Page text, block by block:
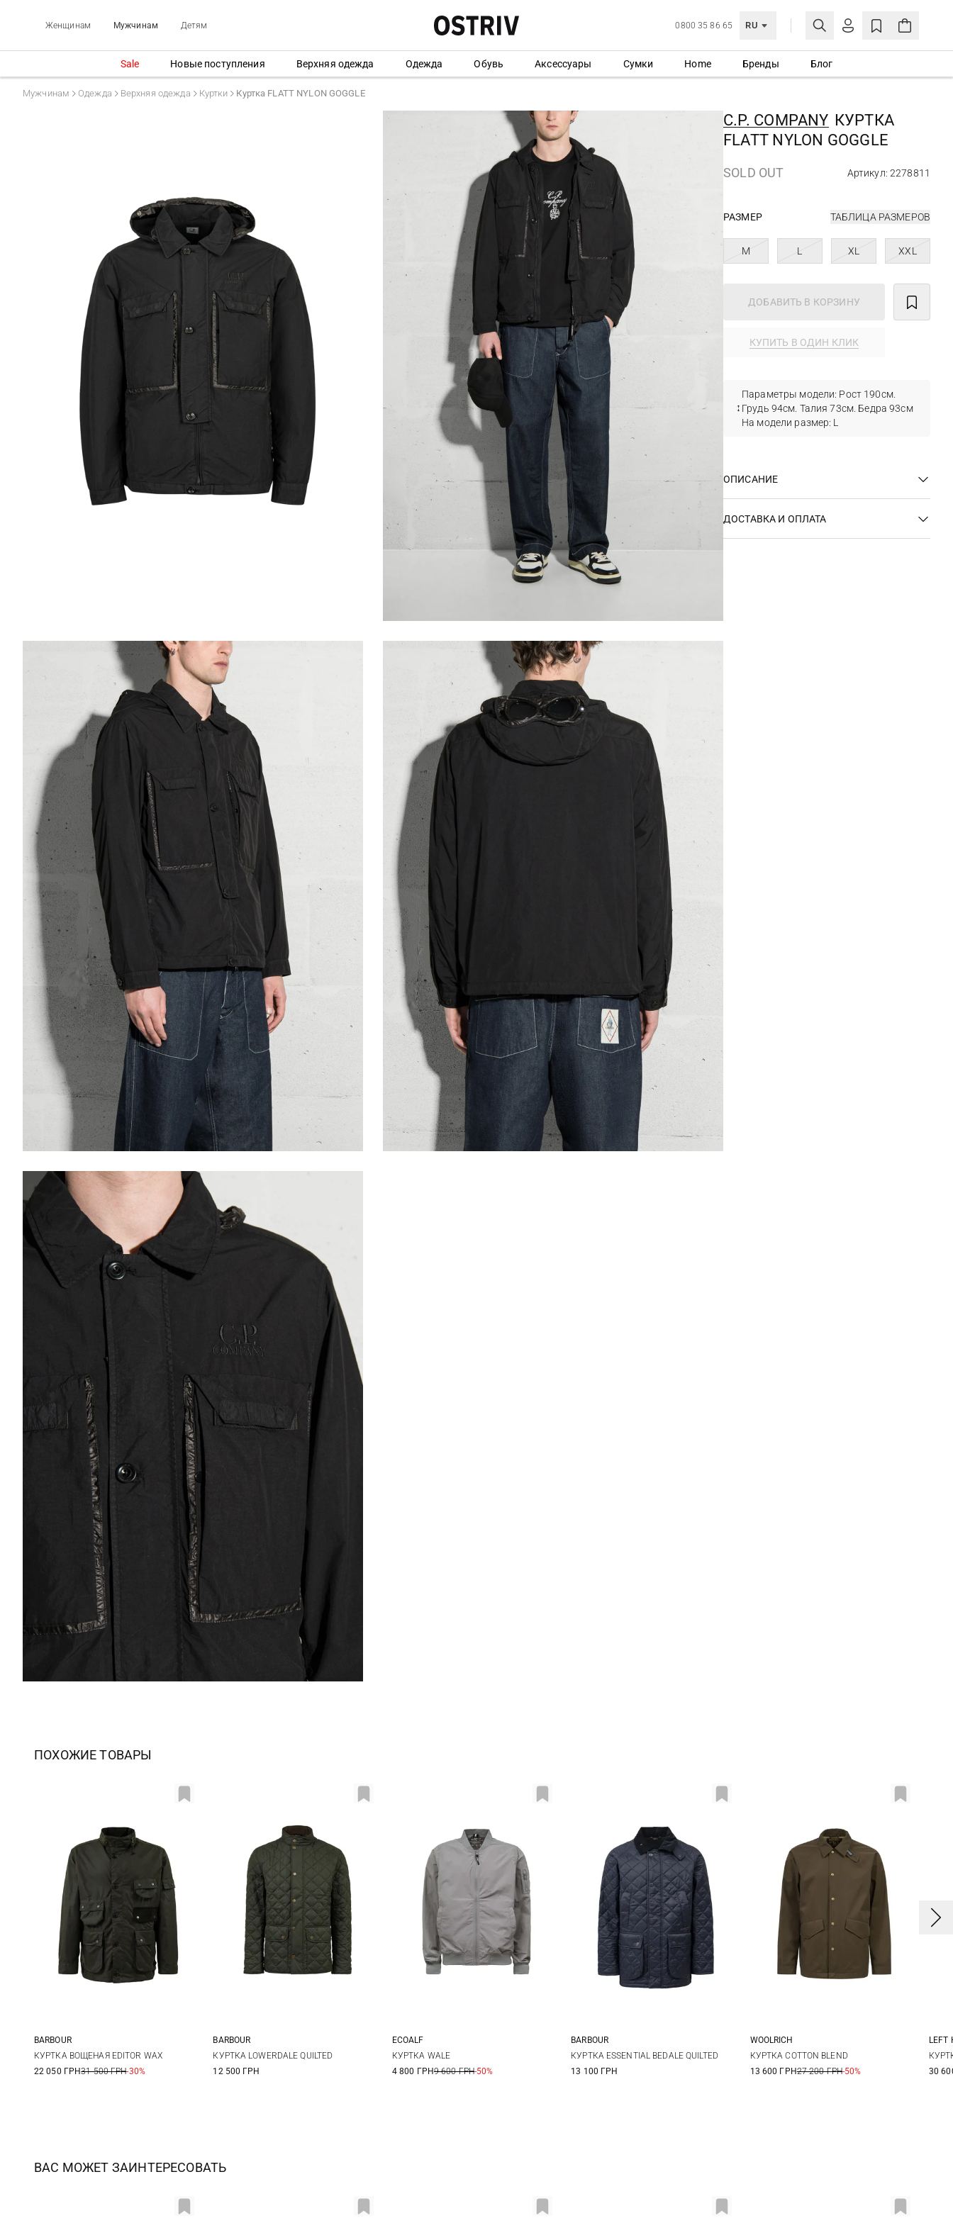
Женщинам Мужчинам Детям 0800 35 86 65 RU
ЛИЧНЫЙ КАБИНЕТ
Еще не зарегистрированы?
СОЗДАТЬ УЧЕТНУЮ ЗАПИСЬ
Sale Новые поступления Верхняя одежда Одежда Обувь Аксессуары Сумки Home Бренды Блог
Мужчинам Одежда Верхняя одежда Куртки Куртка FLATT NYLON GOGGLE
C.P. COMPANY КУРТКА
FLATT NYLON GOGGLE
SOLD OUT Артикул: 2278811
РАЗМЕР ТАБЛИЦА РАЗМЕРОВ
M L XL XXL
ДОБАВИТЬ В КОРЗИНУ
КУПИТЬ В ОДИН КЛИК
Параметры модели: Рост 190см.
Грудь 94см. Талия 73см. Бедра 93см
На модели размер: L
ОПИСАНИЕ
ДОСТАВКА И ОПЛАТА
ПОХОЖИЕ ТОВАРЫ
M L XL
BARBOUR
КУРТКА ВОЩЕНАЯ EDITOR WAX
22 050 ГРН31 500 ГРН-30%
M L XL
BARBOUR
КУРТКА LOWERDALE QUILTED
12 500 ГРН
M
ECOALF
КУРТКА WALE
4 800 ГРН9 600 ГРН-50%
M L XL XXL
BARBOUR
КУРТКА ESSENTIAL BEDALE QUILTED
13 100 ГРН
L
WOOLRICH
КУРТКА COTTON BLEND
13 600 ГРН27 200 ГРН-50%
M
LEFT
30
ВАС МОЖЕТ ЗАИНТЕРЕСОВАТЬ